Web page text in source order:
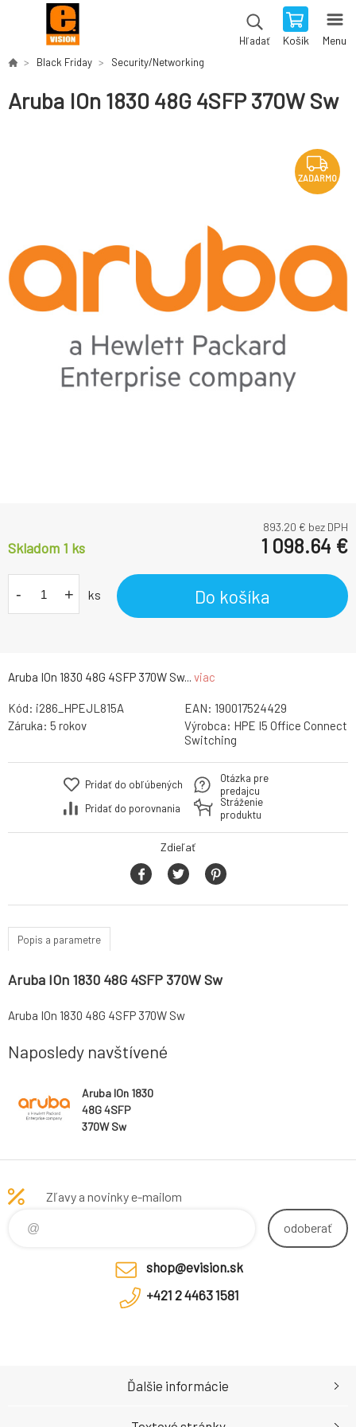
Hľadať Košík Menu
Black Friday Security/Networking
Aruba IOn 1830 48G 4SFP 370W Sw
ZADARMO
Aruba IOn 1830 48G 4SFP 370W Sw... viac
893.20 € bez DPH
Skladom 1 ks 1 098.64 €
- + ks Do košíka
Kód: i286_HPEJL815A EAN: 190017524429
Záruka: 5 rokov Výrobca: HPE I5 Office Connect
Switching
Pridať do obľúbených
Pridať do porovnania
Otázka pre
predajcu
Stráženie
produktu
Zdieľať
Popis a parametre
Aruba IOn 1830 48G 4SFP 370W Sw
Aruba IOn 1830 48G 4SFP 370W Sw
Naposledy navštívené
Aruba IOn 1830
48G 4SFP
370W Sw
Zľavy a novinky e-mailom
odoberať
shop@evision.sk
+421 2 4463 1581
Ďalšie informácie